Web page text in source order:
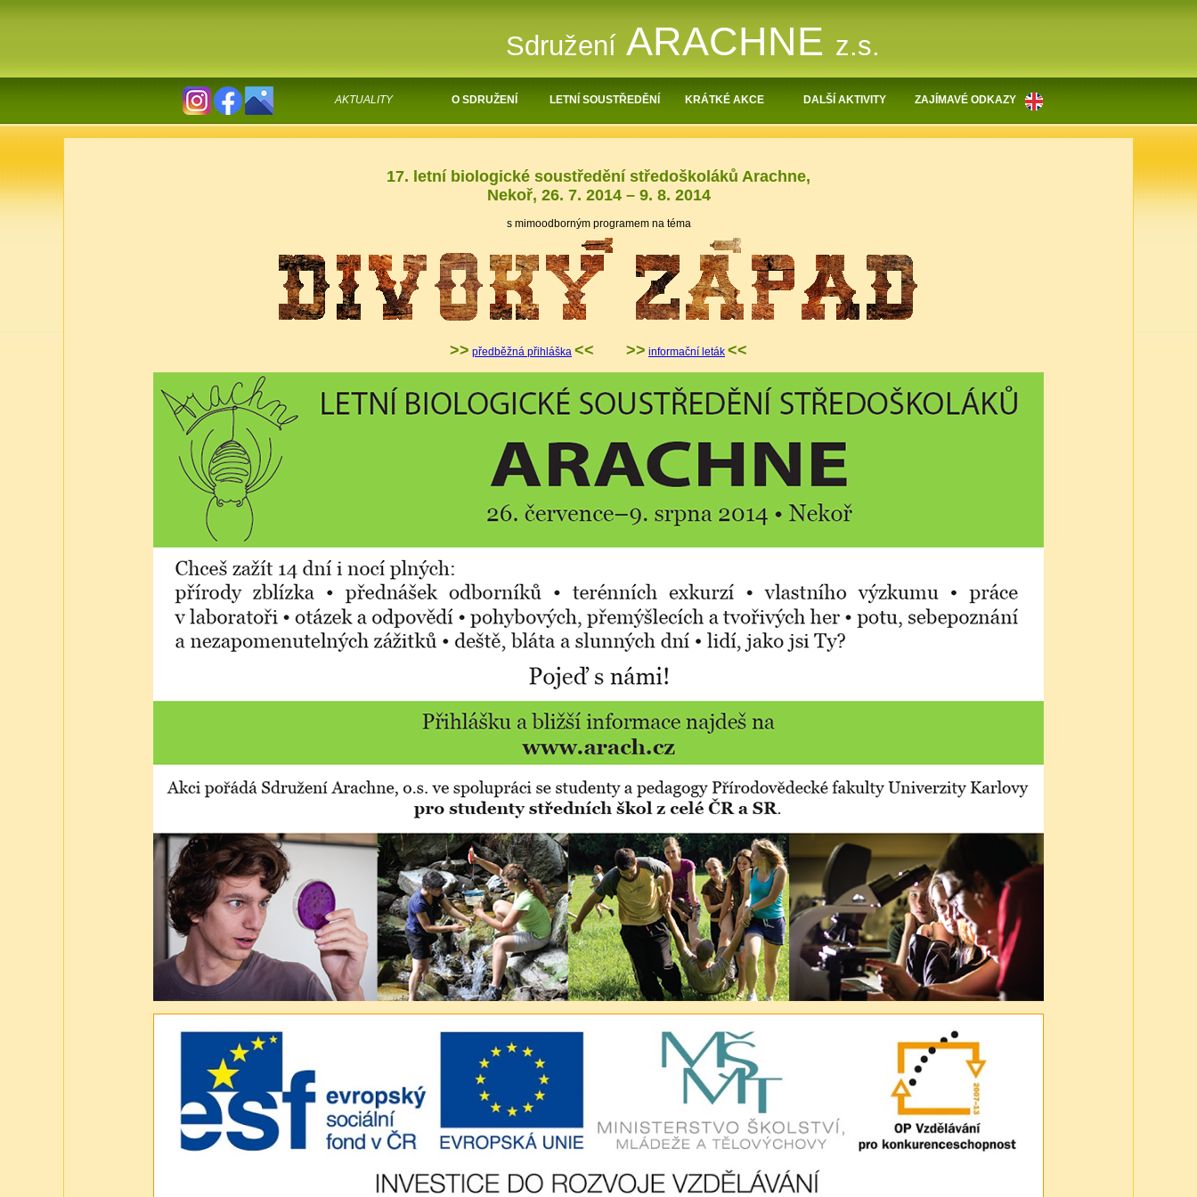
Sdružení ARACHNE z.s.
AKTUALITY O SDRUŽENÍ LETNÍ SOUSTŘEDĚNÍ KRÁTKÉ AKCE DALŠÍ AKTIVITY ZAJÍMAVÉ ODKAZY
17. letní biologické soustředění středoškoláků Arachne,
Nekoř, 26. 7. 2014 – 9. 8. 2014
s mimoodborným programem na téma
>> předběžná přihláška << >> informační leták <<